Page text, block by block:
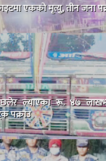
एकको मृत्यु, तीन जना
छलेर ल्याएका रू. ४७
पक्राउ